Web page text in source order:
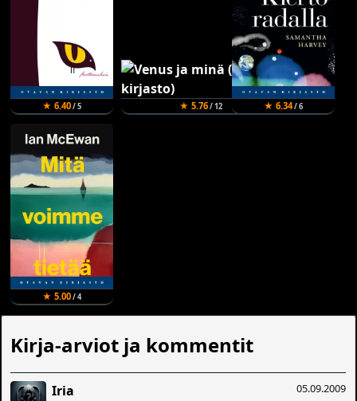
★ 6.40/ 5 ★ 5.76/ 12 ★ 6.34/ 6
★ 5.00/ 4
Kirja-arviot ja kommentit
05.09.2009
Iria